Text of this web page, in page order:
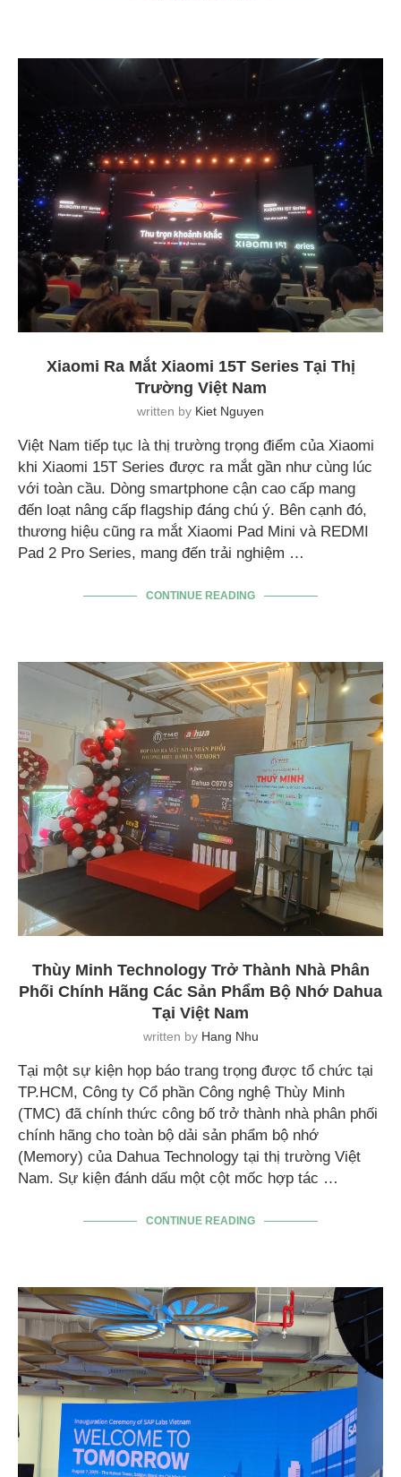
Xiaomi Ra Mắt Xiaomi 15T Series Tại Thị
Trường Việt Nam
written by Kiet Nguyen
Việt Nam tiếp tục là thị trường trọng điểm của Xiaomi
khi Xiaomi 15T Series được ra mắt gần như cùng lúc
với toàn cầu. Dòng smartphone cận cao cấp mang
đến loạt nâng cấp flagship đáng chú ý. Bên cạnh đó,
thương hiệu cũng ra mắt Xiaomi Pad Mini và REDMI
Pad 2 Pro Series, mang đến trải nghiệm …
CONTINUE READING
Thùy Minh Technology Trở Thành Nhà Phân
Phối Chính Hãng Các Sản Phẩm Bộ Nhớ Dahua
Tại Việt Nam
written by Hang Nhu
Tại một sự kiện họp báo trang trọng được tổ chức tại
TP.HCM, Công ty Cổ phần Công nghệ Thùy Minh
(TMC) đã chính thức công bố trở thành nhà phân phối
chính hãng cho toàn bộ dải sản phẩm bộ nhớ
(Memory) của Dahua Technology tại thị trường Việt
Nam. Sự kiện đánh dấu một cột mốc hợp tác …
CONTINUE READING